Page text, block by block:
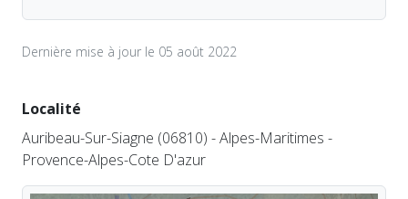
Dernière mise à jour le 05 août 2022
Localité
Auribeau-Sur-Siagne (06810) - Alpes-Maritimes -
Provence-Alpes-Cote D'azur